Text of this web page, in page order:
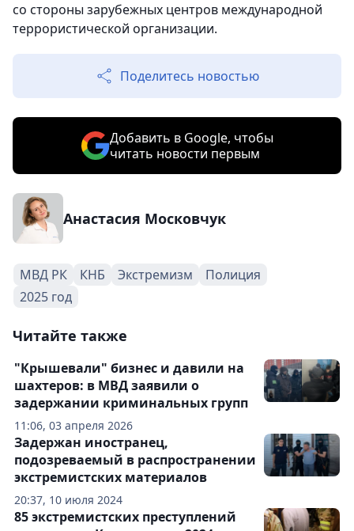
со стороны зарубежных центров международной
террористической организации.
Поделитесь новостью
Добавить в Google, чтобы
читать новости первым
Анастасия Московчук
МВД РК КНБ Экстремизм
Полиция
2025 год
Читайте также
11:06, 03 апреля 2026
"Крышевали" бизнес и давили на
шахтеров: в МВД заявили о
задержании криминальных групп
20:37, 10 июля 2024
Задержан иностранец,
подозреваемый в распространении
экстремистских материалов
85 экстремистских преступлений